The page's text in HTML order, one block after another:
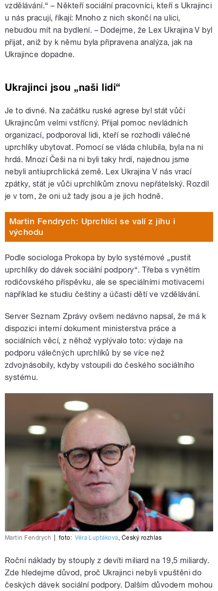
vzdělávání.“ – Někteří sociální pracovníci, kteří s Ukrajinci
u nás pracují, říkají: Mnoho z nich skončí na ulici,
nebudou mít na bydlení. – Dodejme, že Lex Ukrajina V byl
přijat, aniž by k němu byla připravena analýza, jak na
Ukrajince dopadne.
Ukrajinci jsou „naši lidi“
Je to divné. Na začátku ruské agrese byl stát vůči
Ukrajincům velmi vstřícný. Přijal pomoc nevládních
organizací, podporoval lidi, kteří se rozhodli válečné
uprchlíky ubytovat. Pomocí se vláda chlubila, byla na ni
hrdá. Mnozí Češi na ni byli taky hrdí, najednou jsme
nebyli antiuprchlická země. Lex Ukrajina V nás vrací
zpátky, stát je vůči uprchlíkům znovu nepřátelský. Rozdíl
je v tom, že oni už tady jsou a je jich hodně.
Martin Fendrych: Uprchlíci se valí z jihu i
východu
Podle sociologa Prokopa by bylo systémové „pustit
uprchlíky do dávek sociální podpory“. Třeba s vynětím
rodičovského příspěvku, ale se speciálními motivacemi
například ke studiu češtiny a účasti dětí ve vzdělávání.
Server Seznam Zprávy ovšem nedávno napsal, že má k
dispozici interní dokument ministerstva práce a
sociálních věcí, z něhož vyplývalo toto: výdaje na
podporu válečných uprchlíků by se více než
zdvojnásobily, kdyby vstoupili do českého sociálního
systému.
Martin Fendrych foto: Věra Luptáková, Český rozhlas
Roční náklady by stouply z devíti miliard na 19,5 miliardy.
Zde hledejme důvod, proč Ukrajinci nebyli vpuštěni do
českých dávek sociální podpory. Dalším důvodem mohou